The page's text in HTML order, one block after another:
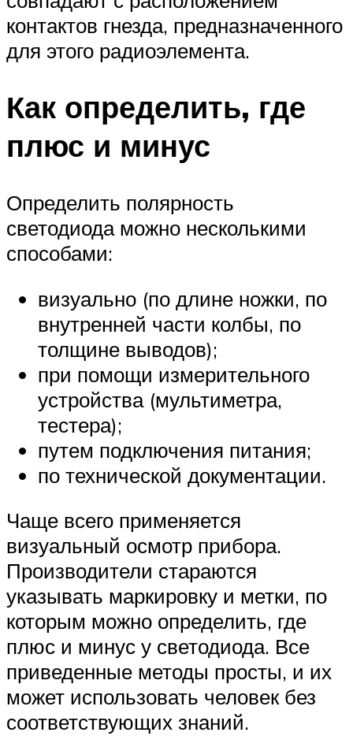
контактов гнезда, предназначенного
для этого радиоэлемента.
Как определить, где
плюс и минус
Определить полярность
светодиода можно несколькими
способами:
визуально (по длине ножки, по
внутренней части колбы, по
толщине выводов);
при помощи измерительного
устройства (мультиметра,
тестера);
путем подключения питания;
по технической документации.
Чаще всего применяется
визуальный осмотр прибора.
Производители стараются
указывать маркировку и метки, по
которым можно определить, где
плюс и минус у светодиода. Все
приведенные методы просты, и их
может использовать человек без
соответствующих знаний.